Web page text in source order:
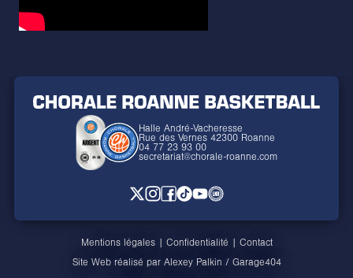
Halle André-Vacheresse
Rue des Vernes 42300 Roanne
04 77 23 93 00
secretariat@chorale-roanne.com
Mentions légales| Confidentialité | Contact
Site Web réalisé par Alexey Palkin / Garage404